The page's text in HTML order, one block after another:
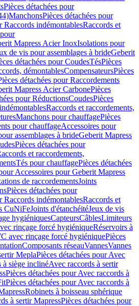
Pièces détachées pour
ManchonsPièces détachées pour
Raccords indémontablesRaccords et
Mapress Acier InoxIsolations pour
de vis pour assemblages à brideGeberit
détachées pour CoudesTésPièces
démontablesCompensateursPièces
détachées pour Raccordements
Mapress Acier CarbonePièces
pour RéductionsCoudesPièces
Raccords et raccordements,
Manchons pour chauffagePièces
pour chauffageAccessoires pour
assemblages à brideGeberit Mapress
Pièces détachées pour
et raccordements,
Tés pour chauffagePièces détachées
Accessoires pour Geberit Mapress
de raccordementsJoints
Pièces détachées pour
Raccords indémontablesRaccords et
CuNiFeJoints d'étanchéitéJeux de vis
hygiéniquesCapteursCâblesLimiteurs
rinçage forcé hygiéniqueRéservoirs à
avec rinçage forcé hygiéniquePièces
Composants réseauVannesVannes
MeplaPièces détachées pour Avec
à siège inclinéAvec raccords à sertir
Pièces détachées pour Avec raccords à
Pièces détachées pour Avec raccords à
Robinets à boisseau sphérique
à sertir MapressPièces détachées pour